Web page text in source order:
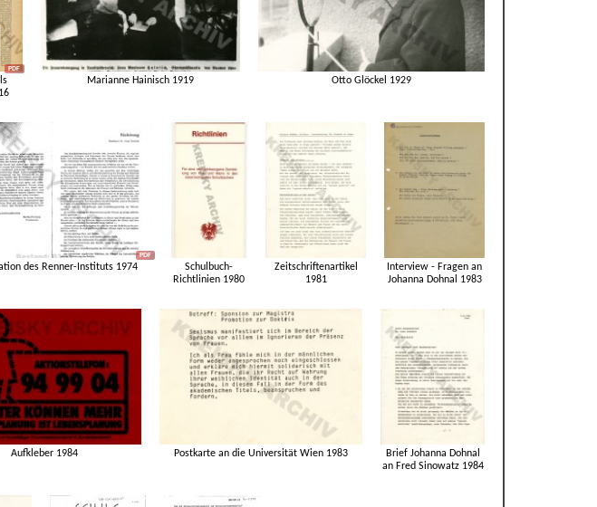
Marianne Hainisch 1919 Otto Glöckel 1929
des Renner-Instituts 1974
Schulbuch-
Richtlinien 1980
Zeitschriftenartikel
1981
Interview - Fragen an
Johanna Dohnal 1983
Aufkleber 1984 Postkarte an die Universität Wien 1983
Brief Johanna Dohnal
an Fred Sinowatz 1984